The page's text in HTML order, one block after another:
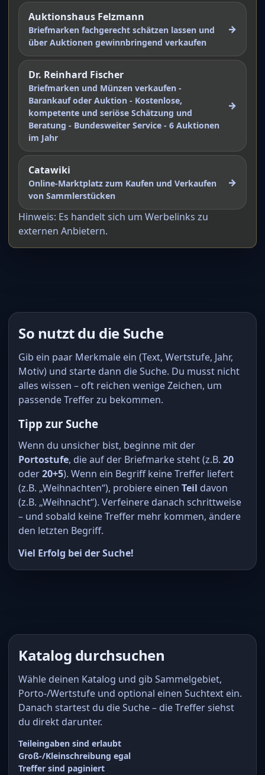
Auktionshaus Felzmann
Briefmarken fachgerecht schätzen lassen und
über Auktionen gewinnbringend verkaufen
→
Dr. Reinhard Fischer
Briefmarken und Münzen verkaufen -
Barankauf oder Auktion - Kostenlose,
kompetente und seriöse Schätzung und
Beratung - Bundesweiter Service - 6 Auktionen
im Jahr
→
Catawiki
Online-Marktplatz zum Kaufen und Verkaufen
von Sammlerstücken
→
Hinweis: Es handelt sich um Werbelinks zu
externen Anbietern.
So nutzt du die Suche
Gib ein paar Merkmale ein (Text, Wertstufe, Jahr,
Motiv) und starte dann die Suche. Du musst nicht
alles wissen – oft reichen wenige Zeichen, um
passende Treffer zu bekommen.
Tipp zur Suche
Wenn du unsicher bist, beginne mit der
Portostufe, die auf der Briefmarke steht (z.B. 20
oder20+5). Wenn ein Begriff keine Treffer liefert
(z.B. „Weihnachten“), probiere einen Teil davon
(z.B. „Weihnacht“). Verfeinere danach schrittweise
– und sobald keine Treffer mehr kommen, ändere
den letzten Begriff.
Viel Erfolg bei der Suche!
Katalog durchsuchen
Wähle deinen Katalog und gib Sammelgebiet,
Porto-/Wertstufe und optional einen Suchtext ein.
Danach startest du die Suche – die Treffer siehst
du direkt darunter.
Teileingaben sind erlaubt
Groß-/Kleinschreibung egal
Treffer sind paginiert